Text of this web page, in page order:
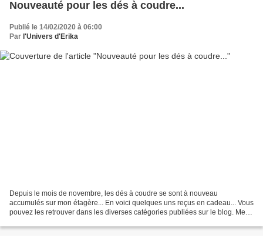
Nouveauté pour les dés à coudre...
Publié le 14/02/2020 à 06:00
Par l'Univers d'Erika
Depuis le mois de novembre, les dés à coudre se sont à nouveau
accumulés sur mon étagère... En voici quelques uns reçus en cadeau... Vous
pouvez les retrouver dans les diverses catégories publiées sur le blog. Merci